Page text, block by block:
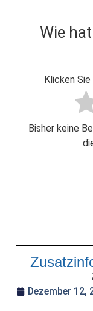
Wie
Klicken
Bisher keine
Dezember 12,